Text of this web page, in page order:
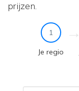
prijzen.
1
Je regio